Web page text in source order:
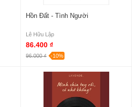
Hồn Đất - Tình Người
Lê Hữu Lập
86.400 ₫
96.000 ₫ -10%